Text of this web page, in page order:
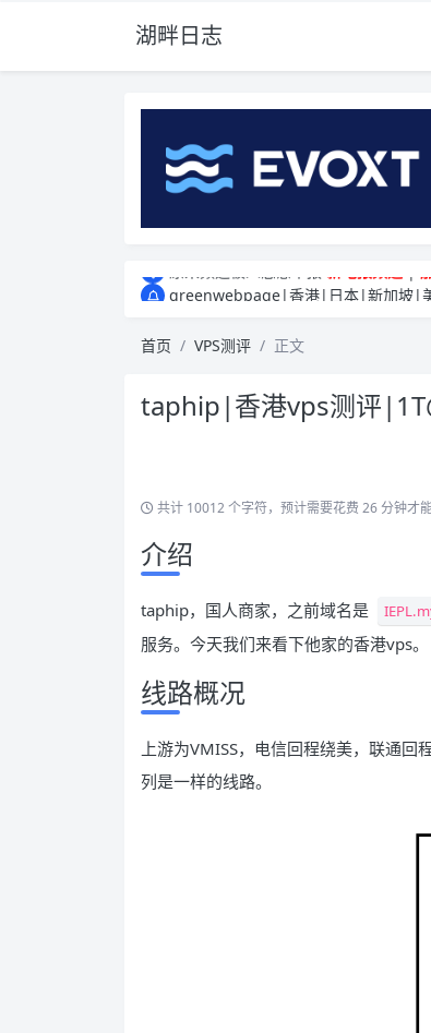
湖畔日志
greenwebpage|香港|日本|新加坡|
首页
VPS测评 正文
taphip|香港vps测评
共计 10012 个字符，预计需要花费 26 分钟才能
介绍
taphip，国人商家，之前域名是
服务。今天我们来看下他家的香港vps。
线路概况
上游为VMISS，电信回程绕美，联通
列是一样的线路。